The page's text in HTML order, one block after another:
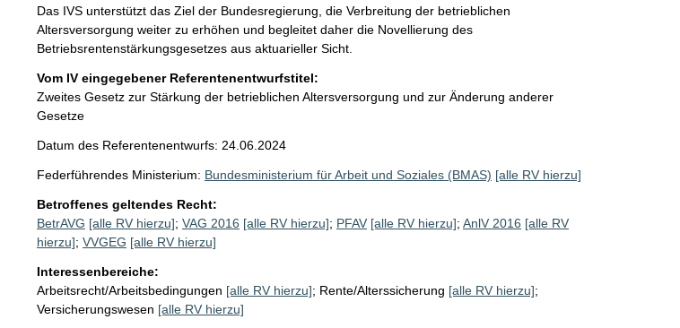
Das IVS unterstützt das Ziel der Bundesregierung, die Verbreitung der betrieblichen
Altersversorgung weiter zu erhöhen und begleitet daher die Novellierung des
Betriebsrentenstärkungsgesetzes aus aktuarieller Sicht.
Vom IV eingegebener Referentenentwurfstitel:
Zweites Gesetz zur Stärkung der betrieblichen Altersversorgung und zur Änderung anderer
Gesetze
Datum des Referentenentwurfs: 24.06.2024
Federführendes Ministerium: Bundesministerium für Arbeit und Soziales (BMAS) [alle RV hierzu]
Betroffenes geltendes Recht:
BetrAVG [alle RV hierzu]; VAG 2016 [alle RV hierzu]; PFAV [alle RV hierzu]; AnlV 2016 [alle RV
hierzu]; VVGEG [alle RV hierzu]
Interessenbereiche:
Arbeitsrecht/Arbeitsbedingungen [alle RV hierzu]; Rente/Alterssicherung [alle RV hierzu];
Versicherungswesen [alle RV hierzu]